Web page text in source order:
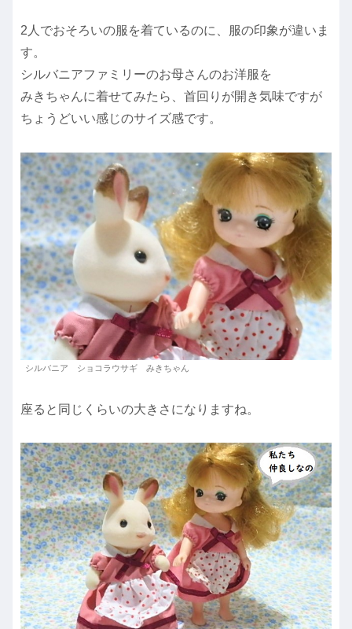
2人でおそろいの服を着ているのに、服の印象が違いま
す。
シルバニアファミリーのお母さんのお洋服を
みきちゃんに着せてみたら、首回りが開き気味ですが
ちょうどいい感じのサイズ感です。
シルバニア ショコラウサギ みきちゃん
座ると同じくらいの大きさになりますね。